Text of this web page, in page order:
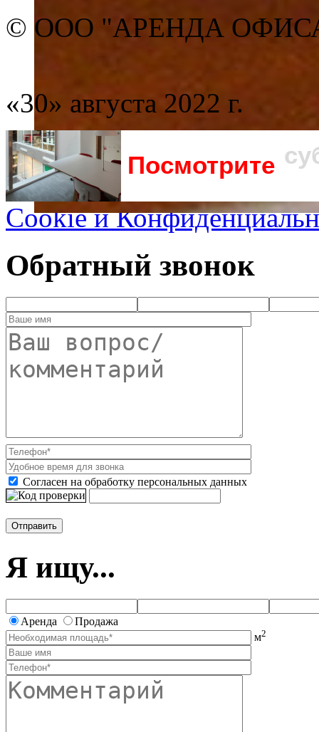
© ООО "АРЕНДА
«30» августа 2022 г.
Посмотрите
Cookie и
Обратный звонок
Согласен на обработку персональных данных
Я ищу...
Аренда
Продажа
м2